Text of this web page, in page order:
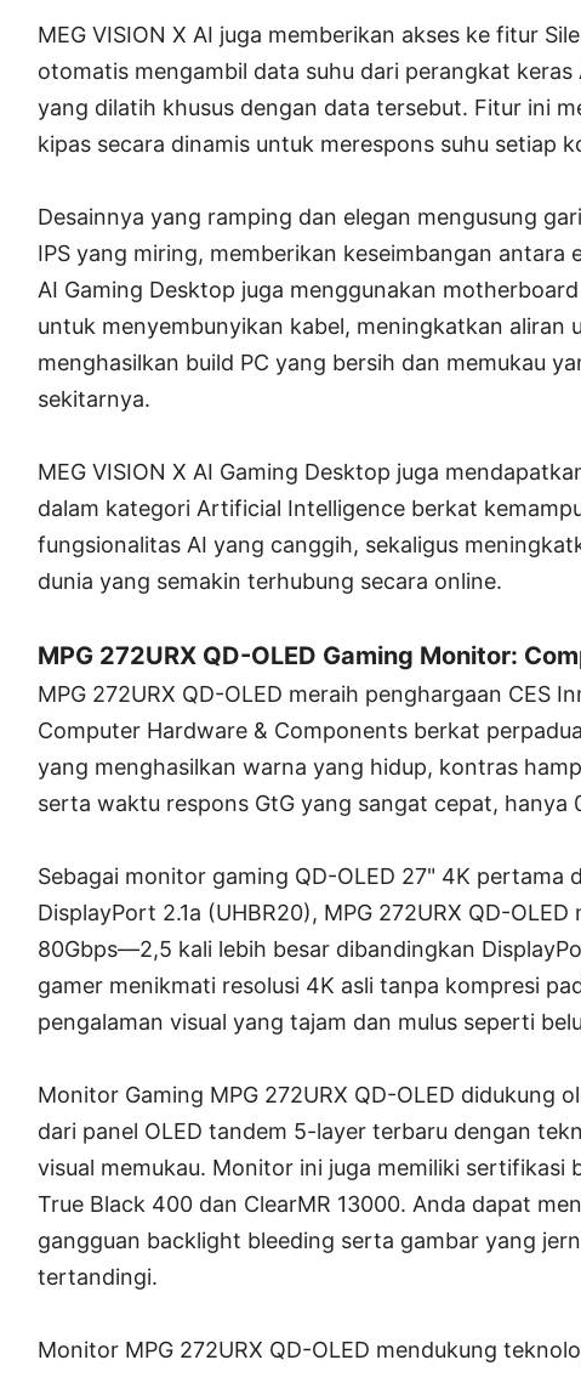
MEG VISION X AI juga memberikan akses ke fitur
otomatis mengambil data suhu dari perangkat
yang dilatih khusus dengan data tersebut. Fitur ini
kipas secara dinamis untuk merespons suhu setiap
Desainnya yang ramping dan elegan mengusung
IPS yang miring, memberikan keseimbangan antara
AI Gaming Desktop juga menggunakan
untuk menyembunyikan kabel, meningkatkan aliran
menghasilkan build PC yang bersih dan memukau
sekitarnya.
MEG VISION X AI Gaming Desktop juga
dalam kategori Artificial Intelligence berkat
fungsionalitas AI yang canggih, sekaligus
dunia yang semakin terhubung secara online.
MPG 272URX QD-OLED Gaming Monitor:
MPG 272URX QD-OLED meraih penghargaan CES
Computer Hardware & Components berkat
yang menghasilkan warna yang hidup, kontras
serta waktu respons GtG yang sangat cepat, hanya
Sebagai monitor gaming QD-OLED 27" 4K pertama
DisplayPort 2.1a (UHBR20), MPG 272URX QD-
80Gbps—2,5 kali lebih besar dibandingkan
gamer menikmati resolusi 4K asli tanpa kompresi
pengalaman visual yang tajam dan mulus seperti
Monitor Gaming MPG 272URX QD-OLED didukung
dari panel OLED tandem 5-layer terbaru dengan
visual memukau. Monitor ini juga memiliki sertifikasi
True Black 400 dan ClearMR 13000. Anda dapat
gangguan backlight bleeding serta gambar yang
tertandingi.
Monitor MPG 272URX QD-OLED mendukung